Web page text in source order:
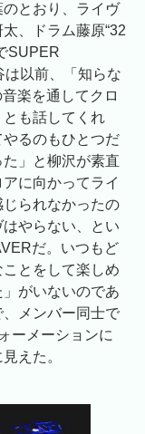
とおり、ライヴ
、ドラム藤原“32
SUPER
は以前、「知らな
楽を通してクロ
も話してくれ
るのもひとつだ
」と柳沢が素直
に向かってライ
られなかったの
やらない、とい
だ。いつもど
とをして楽しめ
がいないのであ
メンバー同士で
ーメーションに
えた。